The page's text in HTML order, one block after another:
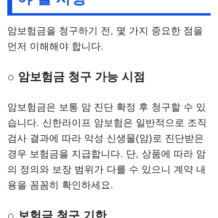
암보험금을 청구하기 전, 몇 가지 중요한 점을
먼저 이해해야 합니다.
○ 암보험금 청구 가능 시점
암보험금은 보통 암 진단 확정 후 청구할 수 있
습니다. 신한라이프 암보험은 일반적으로 조직
검사 결과에 따라 악성 신생물(암)로 진단받은
경우 보험금을 지급합니다. 단, 상품에 따라 암
의 정의와 보장 범위가 다를 수 있으니 계약 내
용을 꼼꼼히 확인하세요.